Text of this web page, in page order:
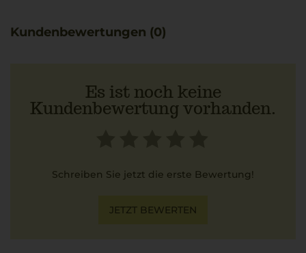
Kundenbewertungen (0)
Es ist noch keine
Kundenbewertung vorhanden.
Schreiben Sie jetzt die erste Bewertung!
JETZT BEWERTEN